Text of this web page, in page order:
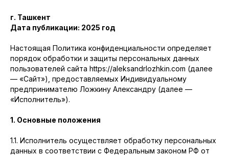
г. Ташкент
Дата публикации: 2025 год
Настоящая Политика конфиденциальности определяет
порядок обработки и защиты персональных данных
пользователей сайта https://aleksandrlozhkin.com (далее
— «Сайт»), предоставляемых Индивидуальному
предпринимателю Ложкину Александру (далее —
«Исполнитель»).
1. Основные положения
1.1. Исполнитель осуществляет обработку персональных
данных в соответствии с Федеральным законом РФ от